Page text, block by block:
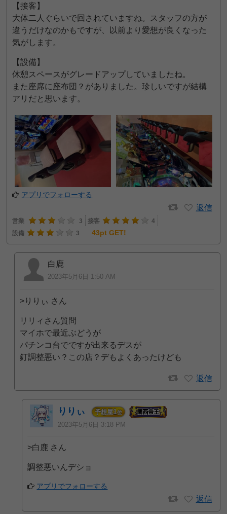
【接客】
大体二人ぐらいで回されていますね。スタッフの方が
違うだけなのかもですが、以前より愛想が良くなった
気がします。
【設備】
休憩スペースがグレードアップしていましたね。
また座席に座布団？がありました。珍しいですが結構
アリだと思います。
アプリでフォローする
返信
営業 3 接客
4
設備
3 43pt GET!
白鹿
2023年5月6日 1:50 AM
>りりぃ さん
リリィさん質問
マイホで最近ぶどうが
パチンコ台でですが出来るデスが
釘調整悪い？この店？デもよくあったけども
返信
りりぃ 予想屋1位
2023年5月6日 3:18 PM
>白鹿 さん
調整悪いんデショ
アプリでフォローする
返信